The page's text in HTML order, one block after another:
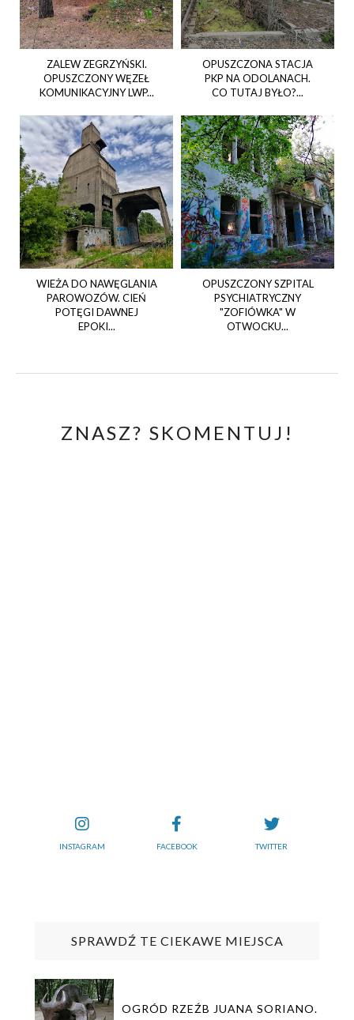
ZALEW ZEGRZYŃSKI.
OPUSZCZONY WĘZEŁ
KOMUNIKACYJNY LWP...
OPUSZCZONA STACJA
PKP NA ODOLANACH.
CO TUTAJ BYŁO?...
WIEŻA DO NAWĘGLANIA
PAROWOZÓW. CIEŃ
POTĘGI DAWNEJ
EPOKI...
OPUSZCZONY SZPITAL
PSYCHIATRYCZNY
"ZOFIÓWKA" W
OTWOCKU...
ZNASZ? SKOMENTUJ!
INSTAGRAM FACEBOOK TWITTER
SPRAWDŹ TE CIEKAWE MIEJSCA
OGRÓD RZEŹB JUANA SORIANO.